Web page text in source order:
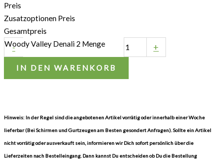
Preis
Zusatzoptionen Preis
Gesamtpreis
-
Woody Valley Denali 2 Menge +
IN DEN WARENKORB
Hinweis: In der Regel sind die angebotenen Artikel vorrätig oder innerhalb einer Woche
lieferbar (Bei Schirmen und Gurtzeugen am Besten gesondert Anfragen). Sollte ein Artikel
nicht vorrätig oder ausverkauft sein, informieren wir Dich sofort persönlich über die
Lieferzeiten nach Bestelleingang. Dann kannst Du entscheiden ob Du die Bestellung